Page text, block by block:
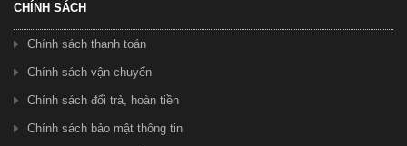
CHÍNH SÁCH
Chính sách thanh toán
Chính sách vận chuyển
Chính sách đổi trả, hoàn tiền
Chính sách bảo mật thông tin